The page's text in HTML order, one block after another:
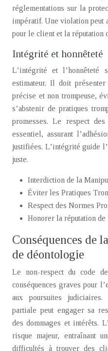
réglementations sur la
impératif. Une violation peut
pour le client et la réputation
Intégrité et honnêteté
L’intégrité et l’honnêteté
estimateur. Il doit
précise et non trompeuse,
s’abstenir de pratiques
promesses. Le respect
essentiel, assurant
justifiées. L’intégrité guide
juste.
Interdiction de la
Éviter les Pratiques
Respect des Normes
Honorer la réputation
Conséquences de
de déontologie
Le non-respect du code
conséquences graves pour
aux poursuites
partiale peut engager sa
des dommages et intérêts.
risque majeur, entraînant
difficultés à trouver des